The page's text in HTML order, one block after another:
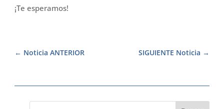
¡Te esperamos!
SIGUIENTE Noticia
Noticia ANTERIOR